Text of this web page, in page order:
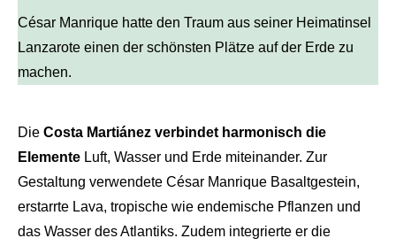
César Manrique hatte den Traum aus seiner Heimatinsel
Lanzarote einen der schönsten Plätze auf der Erde zu
machen.
Die Costa Martiánez verbindet harmonisch die
Elemente Luft, Wasser und Erde miteinander. Zur
Gestaltung verwendete César Manrique Basaltgestein,
erstarrte Lava, tropische wie endemische Pflanzen und
das Wasser des Atlantiks. Zudem integrierte er die